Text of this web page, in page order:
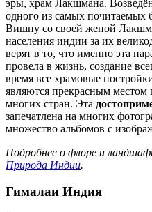
эры, храм Лакшмана.
одного из самых почитаемых
Вишну со своей женой
населения индии за их
верят в то, что именно эта
провела в жизнь, создание
время все храмовые
являются прекрасным местом
многих стран. Эта
запечатлена на многих
множество альбомов с
Подробнее о флоре и
Природа Индии.
Гималаи Индия